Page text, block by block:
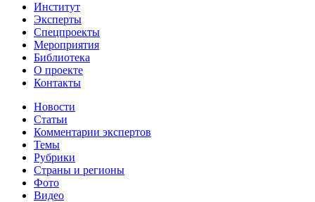
Институт
Эксперты
Спецпроекты
Мероприятия
Библиотека
О проекте
Контакты
Новости
Статьи
Комментарии экспертов
Темы
Рубрики
Страны и регионы
Фото
Видео